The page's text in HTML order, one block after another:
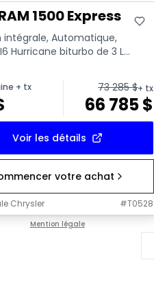
1500 Express
intégrale, Automatique,
Hurricane biturbo de 3 L
standard avec arrêt a...
+ tx 73 285$+ tx
66 785$
Voir les détails
votre achat
Chrysler #T0528
Mention légale